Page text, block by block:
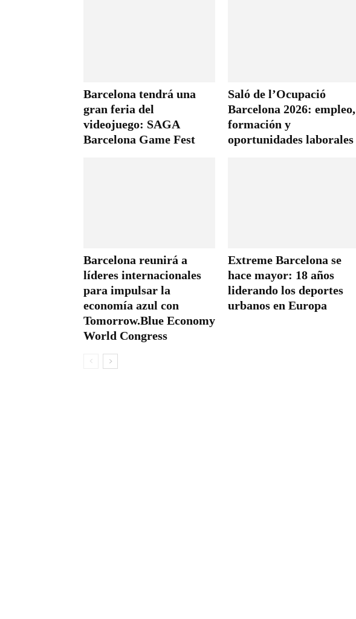
Barcelona tendrá una
gran feria del
videojuego: SAGA
Barcelona Game Fest
Saló de l’Ocupació
Barcelona 2026: empleo,
formación y
oportunidades laborales
Barcelona reunirá a
líderes internacionales
para impulsar la
economía azul con
Tomorrow.Blue Economy
World Congress
Extreme Barcelona se
hace mayor: 18 años
liderando los deportes
urbanos en Europa